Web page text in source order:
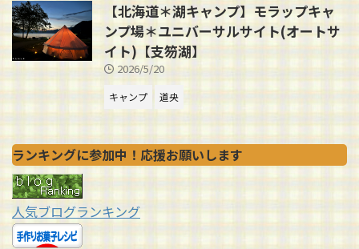
【北海道＊湖キャンプ】モラップキャ
ンプ場＊ユニバーサルサイト(オートサ
イト)【支笏湖】
2026/5/20
キャンプ 道央
ランキングに参加中！応援お願いします
人気ブログランキング